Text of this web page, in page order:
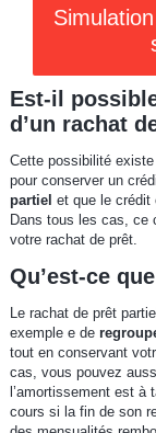
Est-il
d’un rachat
Cette possibilité
pour conserver un
partiel et que le crédit
Dans tous les cas, ce
votre rachat de prêt.
Qu’est-ce
Le rachat de prêt
exemple e de
tout en conservant
cas, vous pouvez
l’amortissement est
cours si la fin de son